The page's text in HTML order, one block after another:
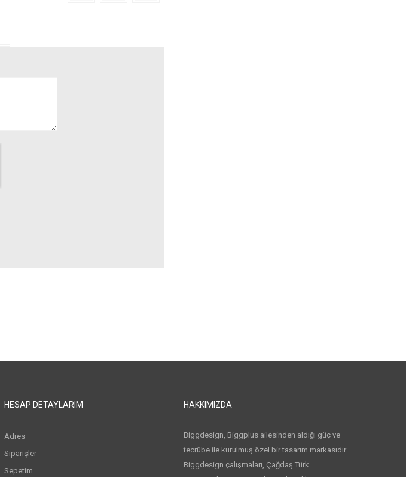
HESAP DETAYLARIM
Adres
Siparişler
Sepetim
HAKKIMIZDA
Biggdesign, Biggplus ailesinden aldığı güç ve
tecrübe ile kurulmuş özel bir tasarım markasıdır.
Biggdesign çalışmaları, Çağdaş Türk